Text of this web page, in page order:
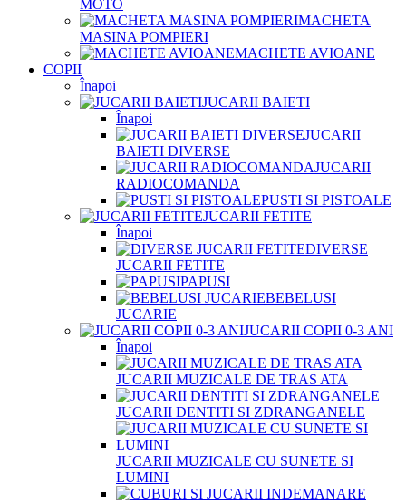
MOTO
MACHETA
MASINA POMPIERI
MACHETE AVIOANE
COPII
Înapoi
JUCARII BAIETI
Înapoi
JUCARII
BAIETI DIVERSE
JUCARII
RADIOCOMANDA
PUSTI SI PISTOALE
JUCARII FETITE
Înapoi
DIVERSE
JUCARII FETITE
PAPUSI
BEBELUSI
JUCARIE
JUCARII COPII 0-3 ANI
Înapoi
JUCARII MUZICALE DE TRAS ATA
JUCARII DENTITI SI ZDRANGANELE
JUCARII MUZICALE CU SUNETE SI
LUMINI